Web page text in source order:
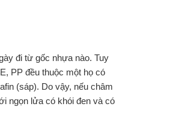
đi từ gốc nhựa nào. Tuy
PP đều thuộc một họ có
(sáp). Do vậy, nếu châm
ngọn lửa có khói đen và có